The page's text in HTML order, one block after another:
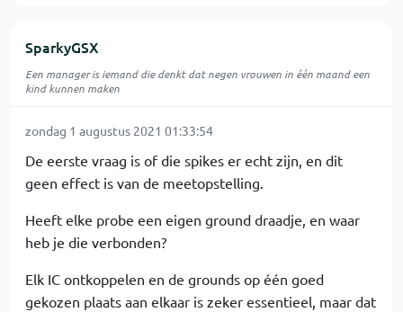
SparkyGSX
Een manager is iemand die denkt dat negen vrouwen in één maand een
kind kunnen maken
zondag 1 augustus 2021 01:33:54
De eerste vraag is of die spikes er echt zijn, en dit
geen effect is van de meetopstelling.
Heeft elke probe een eigen ground draadje, en waar
heb je die verbonden?
Elk IC ontkoppelen en de grounds op één goed
gekozen plaats aan elkaar is zeker essentieel, maar dat